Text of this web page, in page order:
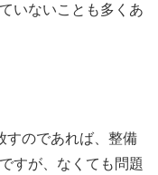
いないことも多くあ
すのであれば、整備
すが、なくても問題